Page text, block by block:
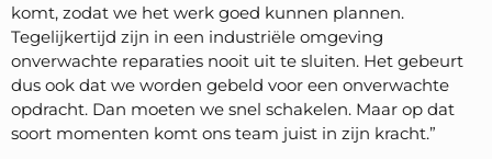
komt, zodat we het werk goed kunnen plannen.
Tegelijkertijd zijn in een industriële omgeving
onverwachte reparaties nooit uit te sluiten. Het gebeurt
dus ook dat we worden gebeld voor een onverwachte
opdracht. Dan moeten we snel schakelen. Maar op dat
soort momenten komt ons team juist in zijn kracht.”